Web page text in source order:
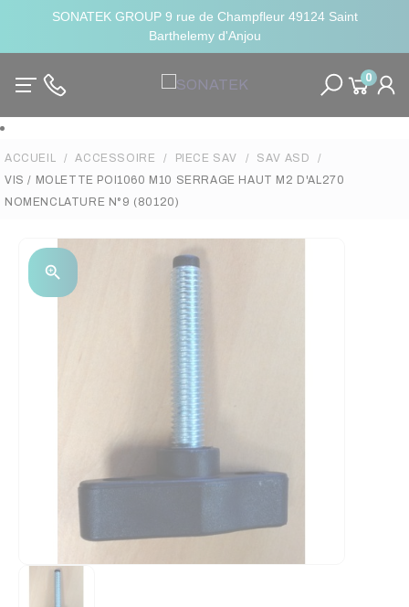
SONATEK GROUP 9 rue de Champfleur 49124 Saint
Barthelemy d'Anjou
0
ACCUEIL ACCESSOIRE PIECE SAV
SAV ASD
VIS / MOLETTE POI1060 M10 SERRAGE HAUT M2 D'AL270
NOMENCLATURE N°9 (80120)
zoom_in